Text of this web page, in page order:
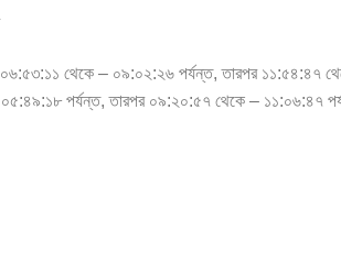
থেকে – ০৯:০২:২৬ পর্যন্ত, তারপর ১১:৫৪:৪৭
পর্যন্ত, তারপর ০৯:২০:৫৭ থেকে – ১১:০৬:৪৭